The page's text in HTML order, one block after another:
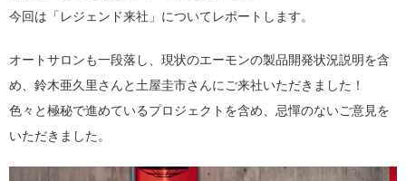
今回は「レジェンド来社」についてレポートします。
オートサロンも一段落し、現状のエーモンの製品開発状況説明を含
め、鈴木亜久里さんと土屋圭市さんにご来社いただきました！
色々と極秘で進めているプロジェクトを含め、忌憚のないご意見を
いただきました。